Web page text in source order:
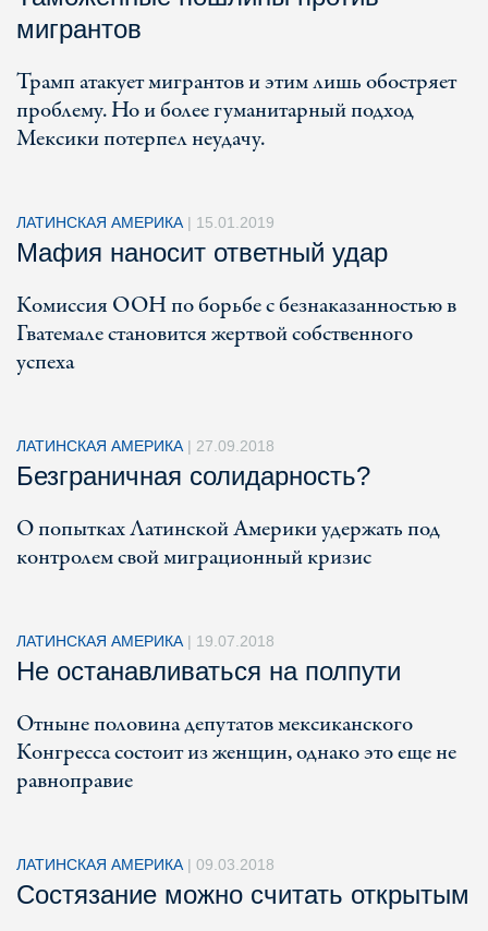
мигрантов
Трамп атакует мигрантов и этим лишь обостряет
проблему. Но и более гуманитарный подход
Мексики потерпел неудачу.
ЛАТИНСКАЯ АМЕРИКА | 15.01.2019
Мафия наносит ответный удар
Комиссия ООН по борьбе с безнаказанностью в
Гватемале становится жертвой собственного
успеха
ЛАТИНСКАЯ АМЕРИКА | 27.09.2018
Безграничная солидарность?
О попытках Латинской Америки удержать под
контролем свой миграционный кризис
ЛАТИНСКАЯ АМЕРИКА | 19.07.2018
Не останавливаться на полпути
Отныне половина депутатов мексиканского
Конгресса состоит из женщин, однако это еще не
равноправие
ЛАТИНСКАЯ АМЕРИКА | 09.03.2018
Состязание можно считать открытым